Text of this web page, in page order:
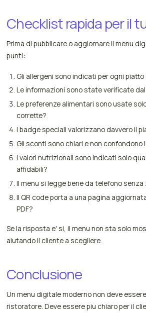
Checklist rapida per il
Prima di pubblicare o aggiornare il menu
punti:
Gli allergeni sono indicati per ogni
Le informazioni sono state verificate
Le preferenze alimentari sono usate
corrette?
I badge speciali valorizzano davvero il
Gli sconti sono chiari e non confondono
I valori nutrizionali sono indicati solo
affidabili?
Il menu si legge bene da telefono senza
Il QR code porta a una pagina
PDF?
Se la risposta e' si, il menu non sta solo
aiutando il cliente a scegliere.
Conclusione
Un menu digitale moderno non deve
ristoratore. Deve essere piu chiaro per il